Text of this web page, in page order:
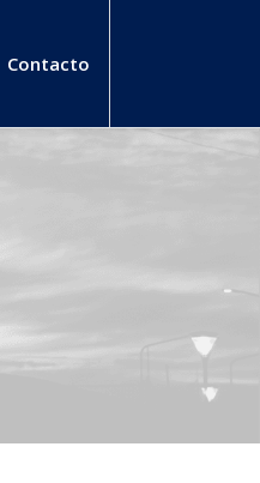
Contacto